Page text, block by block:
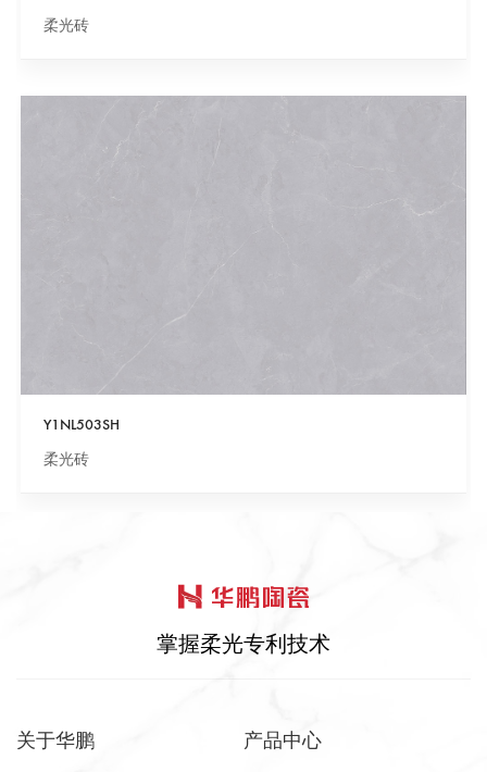
柔光砖
Y1NL503SH
柔光砖
掌握柔光专利技术
关于华鹏 产品中心